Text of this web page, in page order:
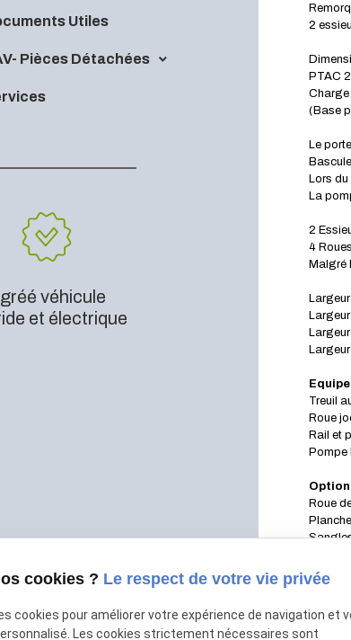
Utiles
Pièces Détachées
véhicule
et électrique
2
PTAC
Charge
(Base
Le
Lors du
La
2
4
Malgré
Treuil
Roue
Rail et
Pompe
Roue
Coffre
Le
cookies ? Le respect de votre vie privée
cookies pour améliorer votre expérience de navigation et
Les cookies strictement nécessaires sont